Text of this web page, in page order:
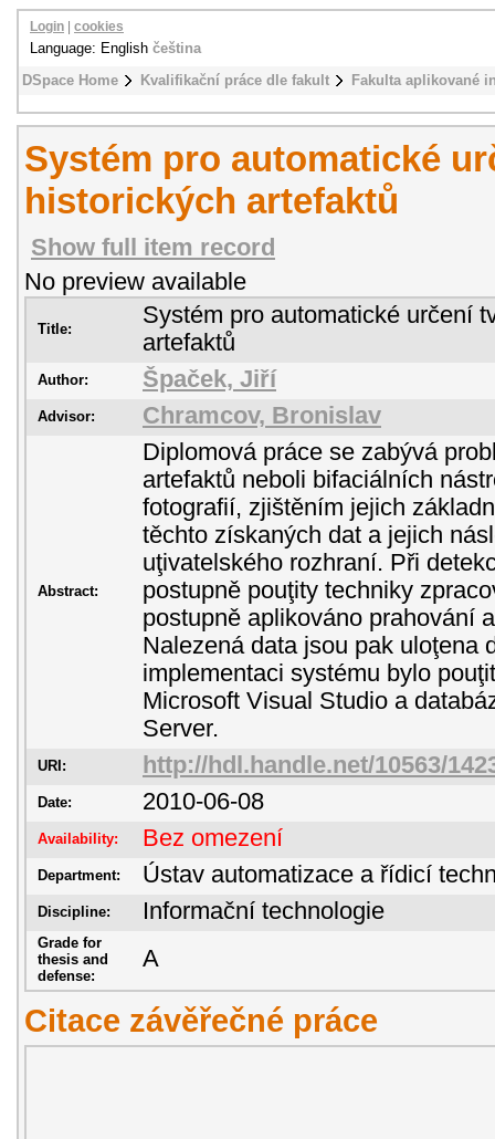
DSpace Home Kvalifikační práce dle fakult Fakulta aplikované
Login cookies
Language: English čeština
Systém pro automatické
historických artefaktů
Show full item record
No preview available
Title:
Systém pro automatické určení
artefaktů
Author: Špaček, Jiří
Advisor: Chramcov, Bronislav
Abstract:
Diplomová práce se zabývá
artefaktů neboli bifaciálních
fotografií, zjištěním jejich
těchto získaných dat a jejich
uţivatelského rozhraní. Při
postupně pouţity techniky
postupně aplikováno prahování
Nalezená data jsou pak uloţena
implementaci systému bylo
Microsoft Visual Studio a
Server.
URI: http://hdl.handle.net/10563/
Date: 2010-06-08
Availability: Bez omezení
Department: Ústav automatizace a řídicí
Discipline: Informační technologie
Grade for
thesis and
defense:
A
Citace závěřečné práce